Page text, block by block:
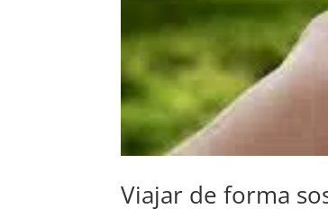
Viajar de forma